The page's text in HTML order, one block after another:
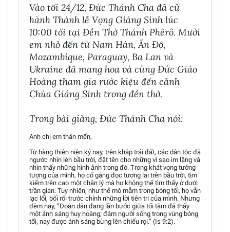
Vào tối 24/12, Đức Thánh Cha đã cử
hành Thánh lễ Vọng Giáng Sinh lúc
10:00 tối tại Đền Thờ Thánh Phêrô. Mười
em nhỏ đến từ Nam Hàn, Ấn Độ,
Mozambique, Paraguay, Ba Lan và
Ukraine đã mang hoa và cùng Đức Giáo
Hoàng tham gia rước kiệu đến cảnh
Chúa Giáng Sinh trong đền thờ.
Trong bài giảng, Đức Thánh Cha nói:
Anh chị em thân mến,
Từ hàng thiên niên kỷ nay, trên khắp trái đất, các dân tộc đã
ngước nhìn lên bầu trời, đặt tên cho những vì sao im lặng và
nhìn thấy những hình ảnh trong đó. Trong khát vọng tưởng
tượng của mình, họ cố gắng đọc tương lai trên bầu trời, tìm
kiếm trên cao một chân lý mà họ không thể tìm thấy ở dưới
trần gian. Tuy nhiên, như thể mò mẫm trong bóng tối, họ vẫn
lạc lối, bối rối trước chính những lời tiên tri của mình. Nhưng
đêm nay, “Đoàn dân đang lần bước giữa tối tăm đã thấy
một ánh sáng huy hoàng; đám người sống trong vùng bóng
tối, nay được ánh sáng bừng lên chiếu rọi.” (Is 9:2).